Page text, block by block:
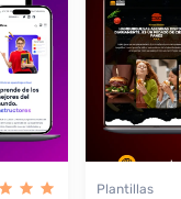
Plantillas